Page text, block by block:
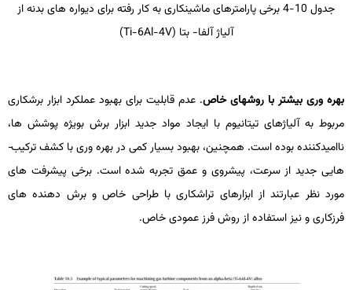
جدول 10-4 برخی پارامترهای ماشین­­کاری به کار رفته برای دیواره­ های بدنه از
آلیاژ آلفا- بتا (Ti-6Al-4V
)
بهره ­وری بیشتر با روش­های خاص. عدم قابلیت برای بهبود عملکرد ابزار برشکاری
مربوط به آلیاژهای تیتانیوم با ایجاد مواد جدید ابزار برش بویژه پوشش­ ها،
ناامیدکننده بوده است. هم­چنین، بهبود بسیار کمی در بهره ­وری با کشف ترکیب­
هایی جدید از سرعت، پیشروی و عمق تجربه شده است. برخی پیشرفت­ های
مورد نظر عبارتند از ابزارهای تراشکاری با طراحی خاص و برش­ دهنده­ های
فرزکاری و نیز استفاده از روش فرز عمودی خاص.